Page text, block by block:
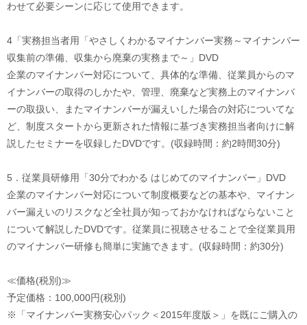
わせて必要シーンに応じて使用できます。
4「実務担当者用「やさしくわかるマイナンバー実務～マイナンバー
収集前の準備、収集から廃棄の実務まで～」DVD
企業のマイナンバー対応について、具体的な準備、従業員からのマ
イナンバーの取得のしかたや、管理、廃棄など実務上のマイナンバ
ーの取扱い、またマイナンバーが漏えいした場合の対応についてな
ど、制度スタートから更新された情報に基づき実務担当者向けに解
説したセミナーを収録したDVDです。(収録時間：約2時間30分)
5．従業員研修用「30分でわかる はじめてのマイナンバー」DVD
企業のマイナンバー対応について制度概要などの基本や、マイナン
バー漏えいのリスクなど全社員が知っておかなければならないこと
について解説したDVDです。従業員に視聴させることで全従業員用
のマイナンバー研修も簡単に実施できます。(収録時間：約30分)
≪価格(税別)≫
予定価格：100,000円(税別)
※「マイナンバー実務安心パック＜2015年度版＞」を既にご購入の